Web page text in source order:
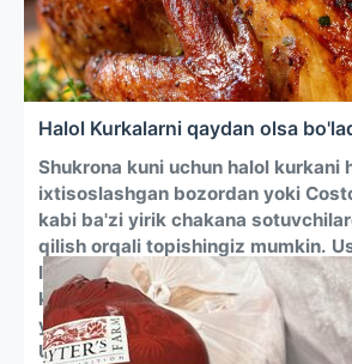
Halol Kurkalarni qaydan olsa
Shukrona kuni uchun halol kurkani
ixtisoslashgan bozordan yoki
kabi ba'zi yirik chakana
qilish orqali topishingiz mumkin.
Islomiy parhez qonunlariga
ko'pincha antibiotiklar va
yoki muzlatilgan holda etkazib
Ularni Crescent Foods, Midamar